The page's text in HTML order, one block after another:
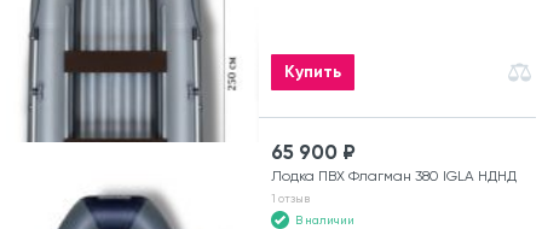
Купить
65 900 ₽
Лодка ПВХ Флагман 380 IGLA НДНД
1 отзыв
В наличии